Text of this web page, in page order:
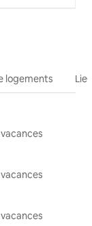
logements